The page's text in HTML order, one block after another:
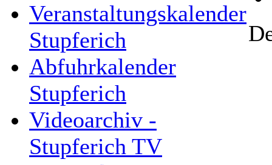
Veranstaltungskalender
Stupferich
Abfuhrkalender
Stupferich
Videoarchiv -
Stupferich TV